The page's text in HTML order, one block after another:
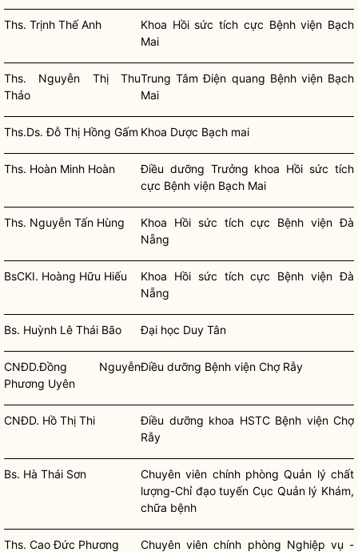
Ths. Trịnh Thế Anh
Khoa Hồi sức tích cực Bệnh viện Bạch
Mai
Ths. Nguyễn Thị Thu
Thảo
Trung Tâm Điện quang Bệnh viện Bạch
Mai
Ths.Ds. Đỗ Thị Hồng Gấm Khoa Dược Bạch mai
Ths. Hoàn Minh Hoàn
Điều dưỡng Trưởng khoa Hồi sức tích
cực Bệnh viện Bạch Mai
Ths. Nguyễn Tấn Hùng
Khoa Hồi sức tích cực Bệnh viện Đà
Nẵng
BsCKI. Hoàng Hữu Hiếu
Khoa Hồi sức tích cực Bệnh viện Đà
Nẵng
Bs. Huỳnh Lê Thái Bão Đại học Duy Tân
CNĐD.Đồng Nguyễn
Phương Uyên
Điều dưỡng Bệnh viện Chợ Rẫy
CNĐD. Hồ Thị Thi
Điều dưỡng khoa HSTC Bệnh viện Chợ
Rẫy
Bs. Hà Thái Sơn Chuyên viên chính phòng Quản lý chất
lượng-Chỉ đạotuyến Cục Quản lý Khám,
chữa bệnh
Ths. Cao Đức Phương Chuyên viên chính phòng Nghiệp vụ -